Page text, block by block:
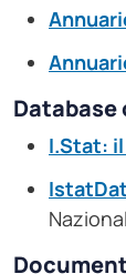
Database
I.Stat: